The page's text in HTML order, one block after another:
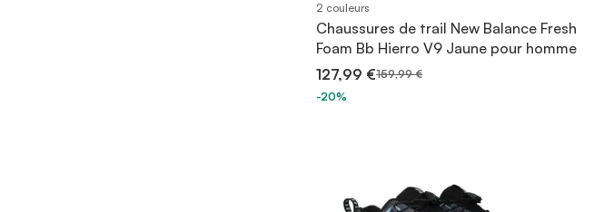
2 couleurs
Chaussures de trail New Balance Fresh
Foam Bb Hierro V9 Jaune pour homme
127,99 €159,99 €
-20%